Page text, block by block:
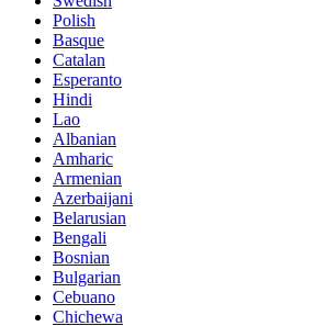
Polish
Basque
Catalan
Esperanto
Hindi
Lao
Albanian
Amharic
Armenian
Azerbaijani
Belarusian
Bengali
Bosnian
Bulgarian
Cebuano
Chichewa